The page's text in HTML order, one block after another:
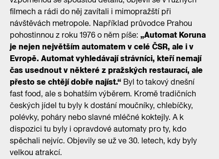
filmech a rádi do něj zavítali i mimopražští při
návštěvách metropole. Například průvodce Prahou
pohostinnou z roku 1976 o něm píše: „Automat Koruna
je nejen největším automatem v celé ČSR, ale i v
Evropě. Automat vyhledávají strávníci, kteří nemají
čas usednout v některé z pražských restaurací, ale
přesto se chtějí dobře najíst.“ Byl to takový dnešní
fast food, ale s bohatším výběrem. Kromě tradičních
českých jídel tu byly k dostání moučníky, chlebíčky,
polévky, poháry nebo slavné mléčné koktejly. A k
dispozici tu byly i opravdové automaty pro ty, kdo
spěchali nejvíc. Objevily se už ve 30. letech, kdy byly
velkou atrakcí.